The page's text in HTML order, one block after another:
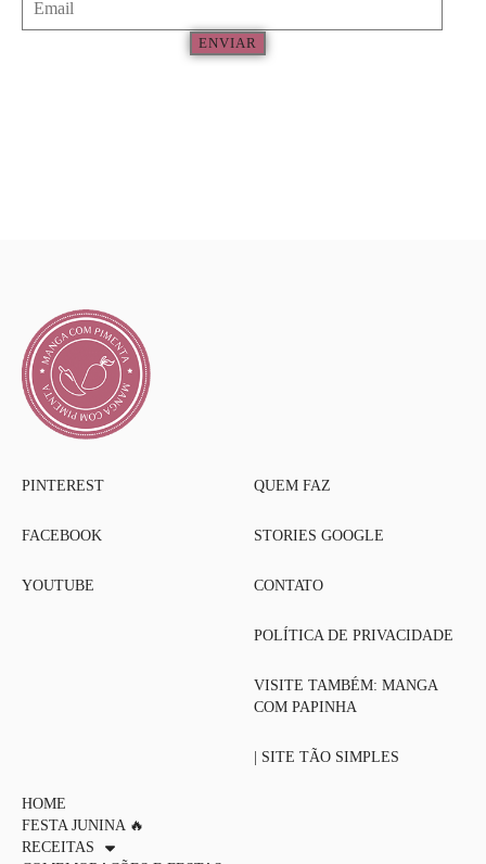
ENVIAR
PINTEREST
FACEBOOK
YOUTUBE
QUEM FAZ
STORIES GOOGLE
CONTATO
POLÍTICA DE PRIVACIDADE
VISITE TAMBÉM: MANGA
COM PAPINHA
| SITE TÃO SIMPLES
HOME
FESTA JUNINA 🔥
RECEITAS